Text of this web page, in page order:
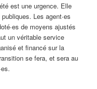
est une urgence. Elle
Les agent∙es
de moyens ajustés
un véritable service
et financé sur la
se fera, et sera au